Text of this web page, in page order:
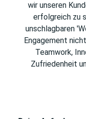
wir unseren
erfolgreich zu
unschlagbaren
Engagement
Teamwork,
Zufriedenheit